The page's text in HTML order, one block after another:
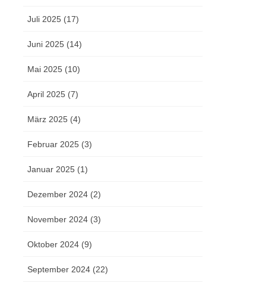
Juli 2025 (17)
Juni 2025 (14)
Mai 2025 (10)
April 2025 (7)
März 2025 (4)
Februar 2025 (3)
Januar 2025 (1)
Dezember 2024 (2)
November 2024 (3)
Oktober 2024 (9)
September 2024 (22)